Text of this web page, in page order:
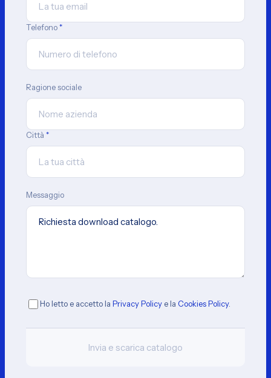
Telefono*
Ragione sociale
Città *
Messaggio
Ho letto e accetto la Privacy Policye la Cookies Policy.
Invia e scarica catalogo